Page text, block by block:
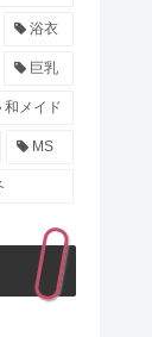
浴衣
巨乳
和メイド
MS